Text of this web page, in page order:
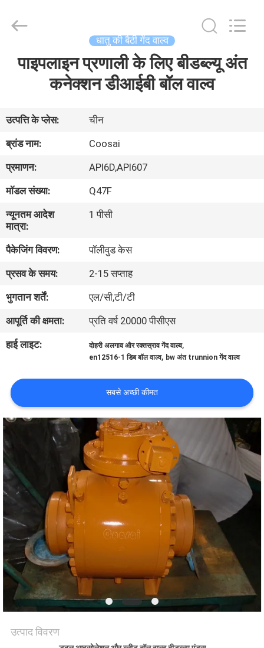
घर
हमारे
बारे
कारखाने
का
गुणवत्ता
नियंत्रण
संपर्क
करें
समाचार
उद्धरण
मांगें
साइटमैप
PRIVACY
POLICY
group.
धातु की बैठी गेंद वाल्व
पाइपलाइन प्रणाली के लिए बीडब्ल्यू अंत
कनेक्शन डीआईबी बॉल वाल्व
उत्पत्ति के प्लेस:
चीन
ब्रांड नाम:
Coosai
प्रमाणन:
API6D,API607
मॉडल संख्या:
Q47F
न्यूनतम आदेश
मात्रा:
1 पीसी
पैकेजिंग विवरण:
पॉलीवुड केस
प्रसव के समय:
2-15 सप्ताह
भुगतान शर्तें:
एल/सी,टी/टी
आपूर्ति की क्षमता:
प्रति वर्ष 20000 पीसीएस
हाई लाइट:
दोहरी अलगाव और रक्तस्राव गेंद वाल्व,
en12516-1 डिब बॉल वाल्व, bw अंत trunnion गेंद वाल्व
सबसे अच्छी कीमत
उत्पाद विवरण